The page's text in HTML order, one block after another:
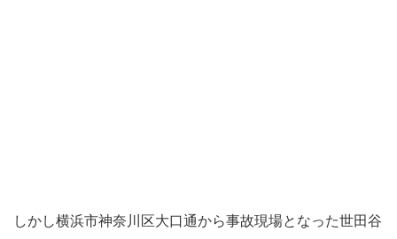
しかし横浜市神奈川区大口通から事故現場となった世田谷